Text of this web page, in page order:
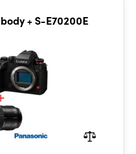
+ S-E70200E